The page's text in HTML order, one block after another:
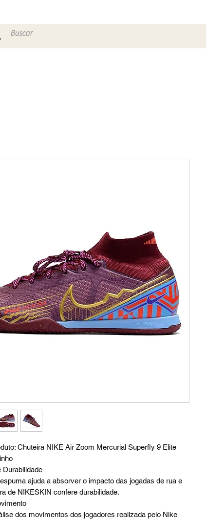
Chuteira NIKE Air Zoom Mercurial Superfly 9 Elite
ajuda a absorver o impacto das jogadas de rua e
de NIKESKIN confere durabilidade.
dos movimentos dos jogadores realizada pelo Nike